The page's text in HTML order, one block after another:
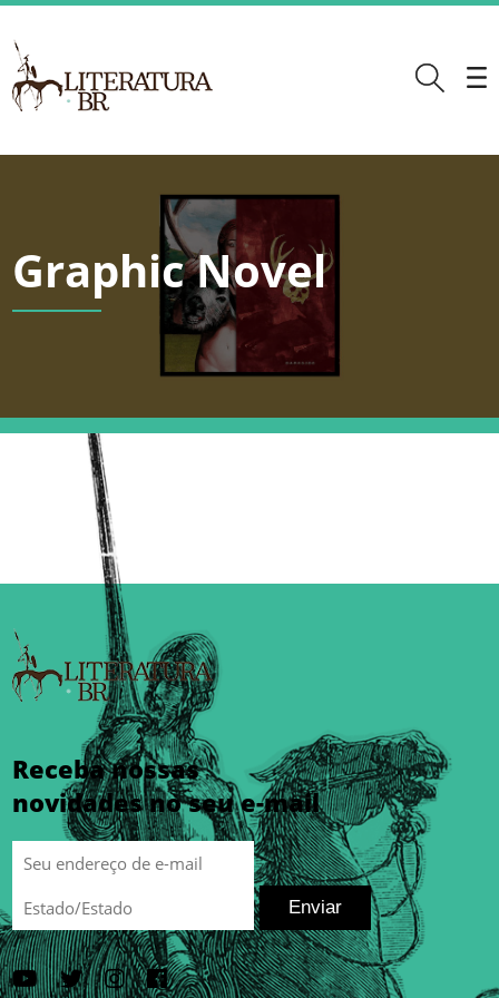
Graphic Novel
Receba nossas
novidades no seu e-mail
Enviar